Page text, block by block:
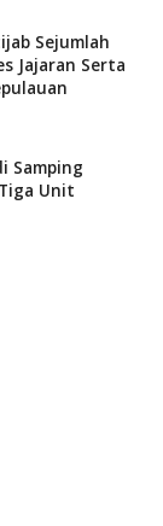
Sejumlah
Jajaran Serta
Samping
Unit